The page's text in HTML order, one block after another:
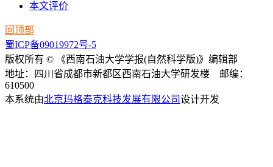
本文评价
回顶部
蜀ICP备09019972号-5
版权所有 © 《西南石油大学学报(自然科学版)》编辑部
地址：四川省成都市新都区西南石油大学研发楼 邮编：
610500
本系统由北京玛格泰克科技发展有限公司设计开发